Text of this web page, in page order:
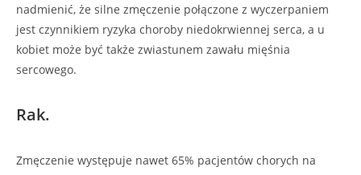
nadmienić, że silne zmęczenie połączone z wyczerpaniem
jest czynnikiem ryzyka choroby niedokrwiennej serca, a u
kobiet może być także zwiastunem zawału mięśnia
sercowego.
Rak.
Zmęczenie występuje nawet 65% pacjentów chorych na